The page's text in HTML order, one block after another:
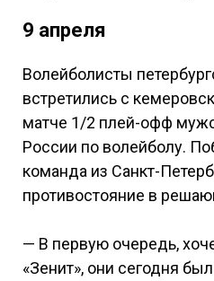
9 апреля
Волейболисты
встретились с
матче 1/2 плей-офф
России по волейболу.
команда из Санкт-
противостояние в
— В первую очередь,
«Зенит», они сегодня